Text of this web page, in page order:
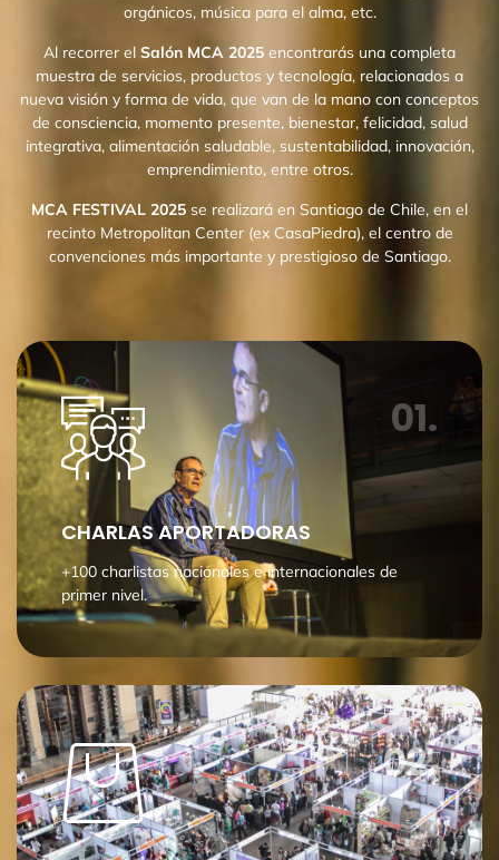
orgánicos, música para el alma, etc.
Al recorrer el Salón MCA 2025 encontrarás una completa
muestra de servicios, productos y tecnología, relacionados a
nueva visión y forma de vida, que van de la mano con conceptos
de consciencia, momento presente, bienestar, felicidad, salud
integrativa, alimentación saludable, sustentabilidad, innovación,
emprendimiento, entre otros.
MCA FESTIVAL 2025 se realizará en Santiago de Chile, en el
recinto Metropolitan Center (ex CasaPiedra), el centro de
convenciones más importante y prestigioso de Santiago.
01.
CHARLAS APORTADORAS
+100 charlistas nacionales e internacionales de
primer nivel.
02.